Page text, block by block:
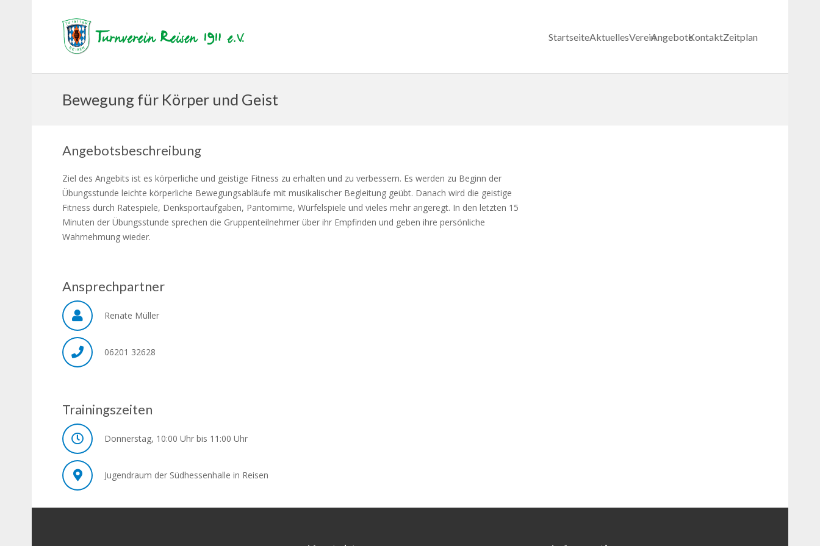
StartseiteAktuellesVereinAngeboteKontaktZeitplan
Bewegung für Körper und Geist
Angebotsbeschreibung
Ziel des Angebits ist es körperliche und geistige Fitness zu erhalten und zu verbessern. Es werden zu Beginn der
Übungsstunde leichte körperliche Bewegungsabläufe mit musikalischer Begleitung geübt. Danach wird die geistige
Fitness durch Ratespiele, Denksportaufgaben, Pantomime, Würfelspiele und vieles mehr angeregt. In den letzten 15
Minuten der Übungsstunde sprechen die Gruppenteilnehmer über ihr Empfinden und geben ihre persönliche
Wahrnehmung wieder.
Ansprechpartner
Renate Müller
06201 32628
Trainingszeiten
Donnerstag, 10:00 Uhr bis 11:00 Uhr
Jugendraum der Südhessenhalle in Reisen